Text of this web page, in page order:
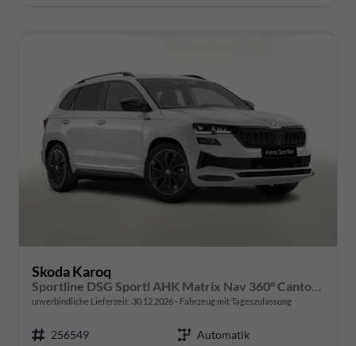
Skoda Karoq
Sportline DSG Sportl AHK Matrix Nav 360° Canton ACC
unverbindliche Lieferzeit: 30.12.2026 Fahrzeug mit Tageszulassung
256549
Automatik